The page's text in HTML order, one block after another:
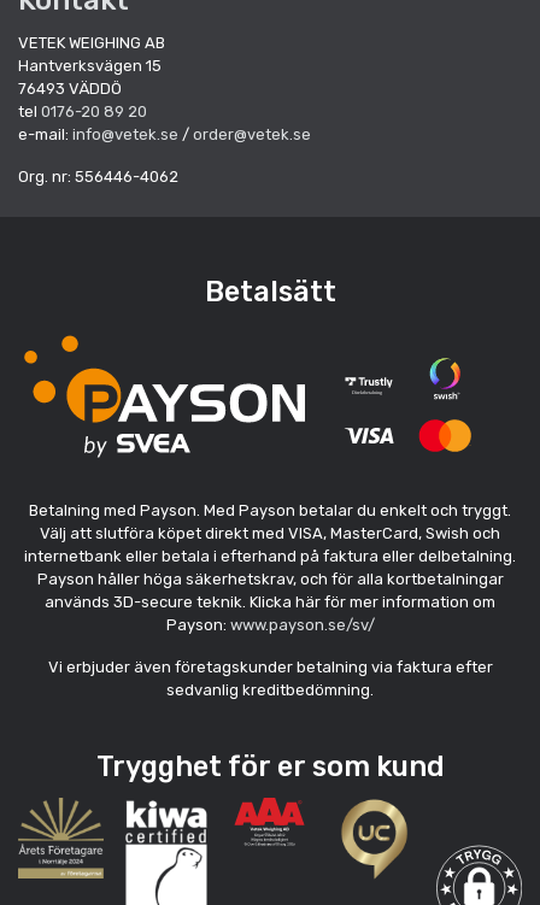
VETEK WEIGHING AB
Hantverksvägen 15
76493 VÄDDÖ
tel 0176-20 89 20
e-mail: info@vetek.se / order@vetek.se
Org. nr: 556446-4062
Betalsätt
Betalning med Payson. Med Payson betalar du enkelt och tryggt.
Välj att slutföra köpet direkt med VISA, MasterCard, Swish och
internetbank eller betala i efterhand på faktura eller delbetalning.
Payson håller höga säkerhetskrav, och för alla kortbetalningar
används 3D-secure teknik. Klicka här för mer information om
Payson: www.payson.se/sv/
Vi erbjuder även företagskunder betalning via faktura efter
sedvanlig kreditbedömning.
Trygghet för er som kund